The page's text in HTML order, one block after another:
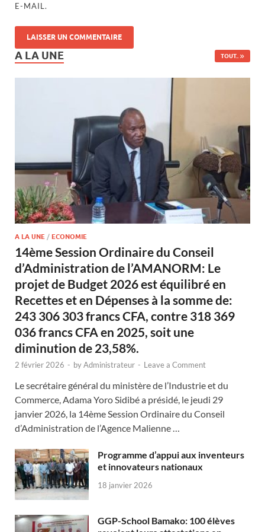
E-MAIL.
A LA UNE TOUT..
A LA UNE / ECONOMIE
14ème Session Ordinaire du Conseil
d’Administration de l’AMANORM: Le
projet de Budget 2026 est équilibré en
Recettes et en Dépenses à la somme de:
243 306 303 francs CFA, contre 318 369
036 francs CFA en 2025, soit une
diminution de 23,58%.
2 février 2026 - byAdministrateur - Leave a Comment
Le secrétaire général du ministère de l’Industrie et du
Commerce, Adama Yoro Sidibé a présidé, le jeudi 29
janvier 2026, la 14ème Session Ordinaire du Conseil
d’Administration de l’Agence Malienne …
Programme d’appui aux inventeurs
et innovateurs nationaux
18 janvier 2026
GGP-School Bamako: 100 élèves